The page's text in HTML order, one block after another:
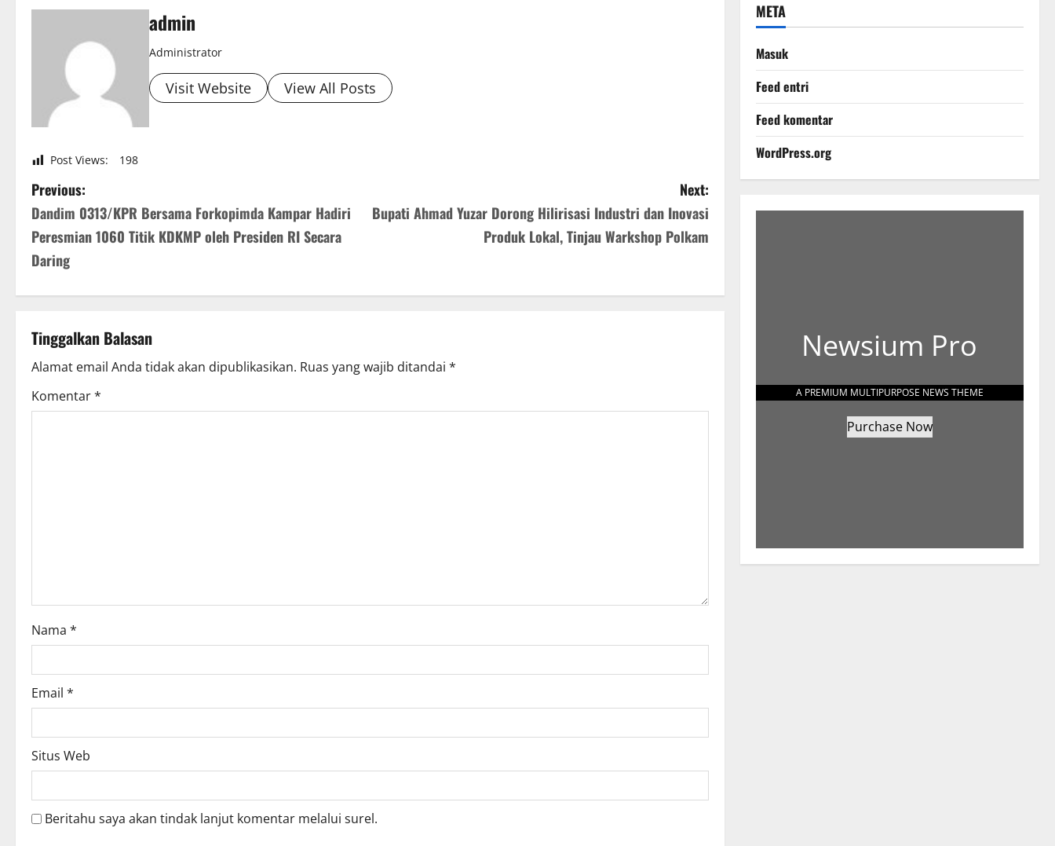
admin
Administrator
Visit Website View All Posts
Post Views: 198
P
o
s
t
n
a
v
i
n
Previous:
Dandim 0313/KPR Bersama Forkopimda Kampar Hadiri
Peresmian 1060 Titik KDKMP oleh Presiden RI Secara
Daring
Next:
Bupati Ahmad Yuzar Dorong Hilirisasi Industri dan Inovasi
Produk Lokal, Tinjau Warkshop Polkam
Tinggalkan Balasan
Alamat email Anda tidak akan dipublikasikan. Ruas yang wajib ditandai *
Komentar*
Nama *
Email *
Situs Web
Beritahu saya akan tindak lanjut komentar melalui surel.
META
Masuk
Feed entri
Feed komentar
WordPress.org
Newsium Pro
A PREMIUM MULTIPURPOSE NEWS THEME
Purchase Now